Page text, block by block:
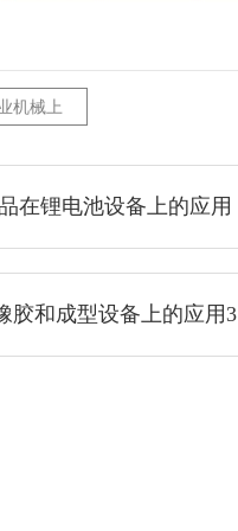
机械上
在锂电池设备上的应用
胶和成型设备上的应用3